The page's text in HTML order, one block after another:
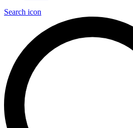
Search icon